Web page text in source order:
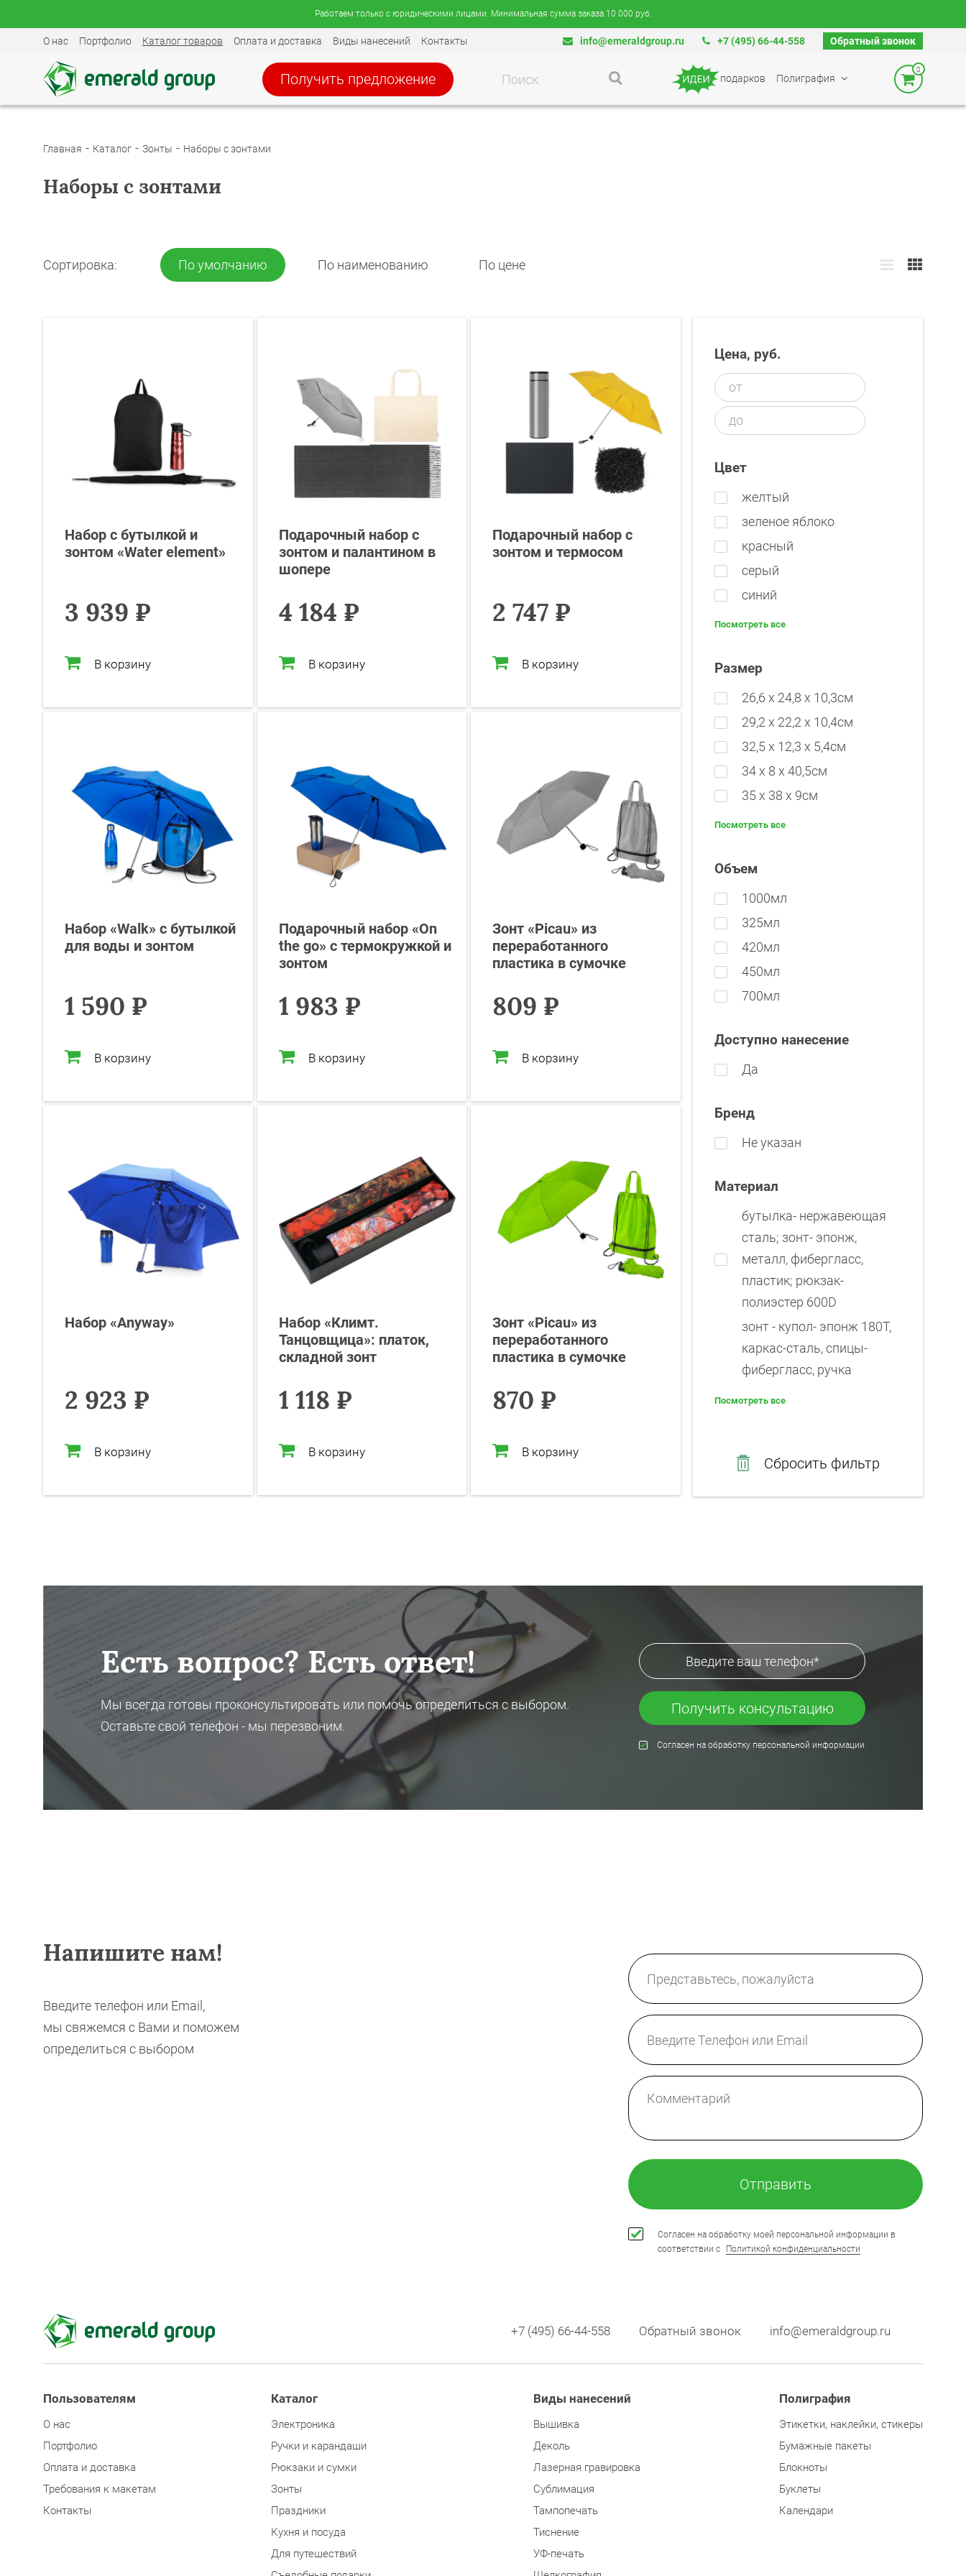
Работаем только с юридическими лицами. Минимальная сумма заказа 10 000 руб.
О нас Портфолио Каталог товаров Оплата и доставка Виды нанесений Контакты info@emeraldgroup.ru +7 (495) 66-44-558 Обратный звонок
Получить предложение подарков Полиграфия
0
Главная Каталог Зонты Наборы с зонтами
Наборы с зонтами
Сортировка: По умолчанию По наименованию По цене
Набор с бутылкой и
зонтом «Water element»
3 939 ₽
В корзину
Подарочный набор с
зонтом и палантином в
шопере
4 184 ₽
В корзину
Подарочный набор с
зонтом и термосом
2 747 ₽
В корзину
Набор «Walk» с бутылкой
для воды и зонтом
1 590 ₽
В корзину
Подарочный набор «On
the go» с термокружкой и
зонтом
1 983 ₽
В корзину
Зонт «Picau» из
переработанного
пластика в сумочке
809 ₽
В корзину
Набор «Anyway»
2 923 ₽
В корзину
Набор «Климт.
Танцовщица»: платок,
складной зонт
1 118 ₽
В корзину
Зонт «Picau» из
переработанного
пластика в сумочке
870 ₽
В корзину
Цена, руб.
Цвет
желтый
зеленое яблоко
красный
серый
синий
Посмотреть все
Размер
26,6 х 24,8 х 10,3см
29,2 х 22,2 х 10,4см
32,5 х 12,3 х 5,4см
34 х 8 х 40,5см
35 x 38 x 9см
Посмотреть все
Объем
1000мл
325мл
420мл
450мл
700мл
Доступно нанесение
Да
Бренд
Не указан
Материал
бутылка- нержавеющая
cталь; зонт- эпонж,
металл, фибергласс,
пластик; рюкзак-
полиэстер 600D
зонт - купол- эпонж 180T,
каркас-сталь, спицы-
фибергласс, ручка
переработанный хлопок
термокружка-
полиэстер из
переработанного
резина
Посмотреть все
Сбросить фильтр
Есть вопрос? Есть ответ!
Мы всегда готовы проконсультировать или помочь определиться с выбором.
Оставьте свой телефон - мы перезвоним.
Получить консультацию
Согласен на обработку персональной информации
Напишите нам!
Введите телефон или Email,
мы свяжемся с Вами и поможем
определиться с выбором
Отправить
Согласен на обработку моей персональной информации в
соответствии с
Политикой конфиденциальности
+7 (495) 66-44-558 Обратный звонок info@emeraldgroup.ru
Пользователям
О нас
Портфолио
Оплата и доставка
Требования к макетам
Контакты
Каталог
Электроника
Ручки и карандаши
Рюкзаки и сумки
Зонты
Праздники
Кухня и посуда
Для путешествий
Виды нанесений
Вышивка
Деколь
Лазерная гравировка
Сублимация
Тампопечать
Тиснение
УФ-печать
Полиграфия
Этикетки, наклейки, стикеры
Бумажные пакеты
Блокноты
Буклеты
Календари